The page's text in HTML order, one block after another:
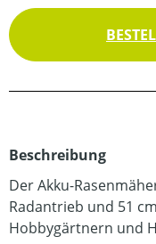
Beschreibung
Der Akku-
Radantrieb und 51
Hobbygärtnern und